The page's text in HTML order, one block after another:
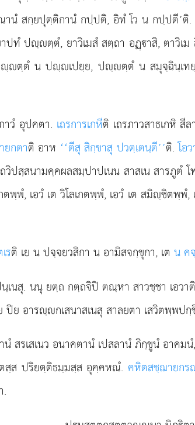
นํ สกฺยปุตฺติกานํ กปฺปติ, อิทํ โว น กปฺปตี’
ปทํ ปฺตฺตํ, ยาวิเมสํ สตฺถา อฏฺาสิ, ตาวิ
ตฺตํ น ปฺเปยฺย, ปฺตฺตํ น สมุจฺฉินฺเทยฺ
าวํ อุปคตา. เถรการเกหีติ เถรภาวสาธเกหิ สี
กตาติ อาห ‘‘ตีสุ สิกฺขาสุ ปวตฺเตนฺตี’’ติ.โอ
วิปสฺสนามคฺคผลสมฺปาปเนน สาสเน สารภูตํ
ตพฺพํ, เอวํ เต วิโลเกตพฺพํ, เอวํ เต สมิฺชิตพฺ
รติ เย น ปจฺจยวสิกา น อามิสจกฺขุกา, เตน ค
นสุ. นนุ ยตฺถ กตฺถจิปิ ตณฺหา สาวชฺชา เอวา
ย อารฺกเสนาสเนสุ สาลยตา เสวิตพฺพปกฺ
นํ สรเสเนว อนาคตานํ เปสลานํ ภิกฺขูนํ อา
ส ปริยตฺติธมฺมสฺส อุคฺคหณํ. คหิตสชฺฌายก
.